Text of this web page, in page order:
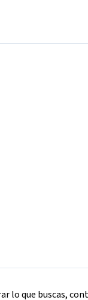
lo que buscas,